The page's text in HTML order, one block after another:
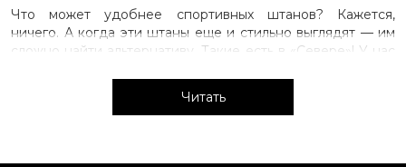
Что может удобнее спортивных штанов? Кажется,
ничего. А когда эти штаны еще и стильно выглядят — им
сложно найти альтернативу. Такие есть в «Севере‎»! У нас
универсальный вариант. Еще есть утепленные модели. Но
Читать